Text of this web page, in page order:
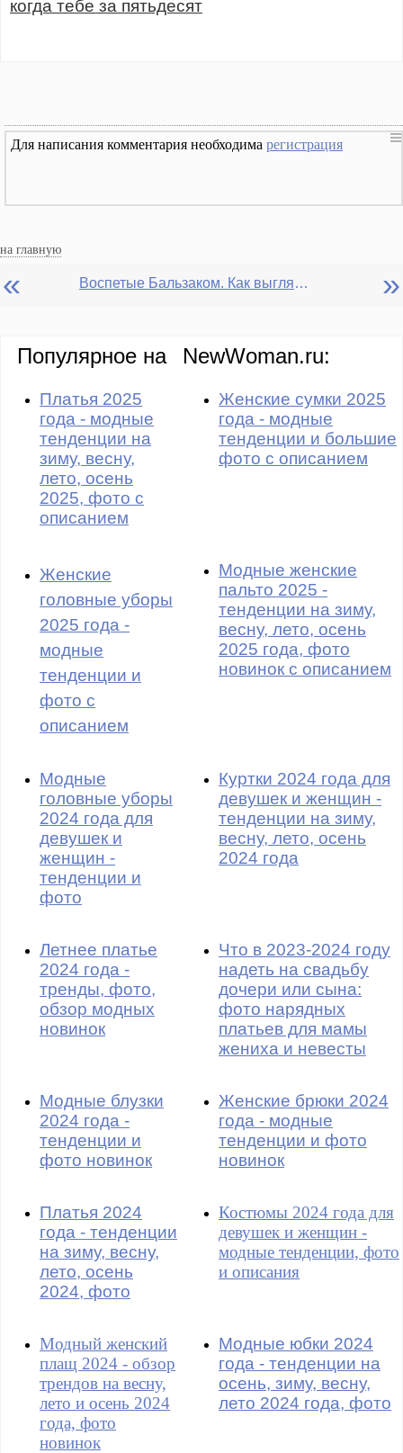
когда тебе за пятьдесят
Для написания комментария необходима регистрация
на главную
« Воспетые Бальзаком. Как выглядеть моложе, когда тебе за тридцать? »
Популярное на NewWoman.ru:
Платья 2025
года - модные
тенденции на
зиму, весну,
лето, осень
2025, фото с
описанием
Женские сумки 2025
года - модные
тенденции и большие
фото с описанием
Женские
головные уборы
2025 года -
модные
тенденции и
фото с
описанием
Модные женские
пальто 2025 -
тенденции на зиму,
весну, лето, осень
2025 года, фото
новинок с описанием
Модные
головные уборы
2024 года для
девушек и
женщин -
тенденции и
фото
Куртки 2024 года для
девушек и женщин -
тенденции на зиму,
весну, лето, осень
2024 года
Летнее платье
2024 года -
тренды, фото,
обзор модных
новинок
Что в 2023-2024 году
надеть на свадьбу
дочери или сына:
фото нарядных
платьев для мамы
жениха и невесты
Модные блузки
2024 года -
тенденции и
фото новинок
Женские брюки 2024
года - модные
тенденции и фото
новинок
Платья 2024
года - тенденции
на зиму, весну,
лето, осень
2024, фото
Костюмы 2024 года для
девушек и женщин -
модные тенденции, фото
и описания
Модный женский
плащ 2024 - обзор
трендов на весну,
лето и осень 2024
года, фото
новинок
Модные юбки 2024
года - тенденции на
осень, зиму, весну,
лето 2024 года, фото